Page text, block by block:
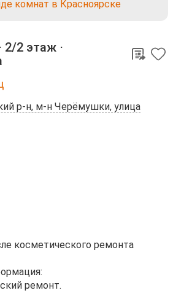
комнат в Красноярске
⋅ 2/2 этаж ⋅
р-н, м-н Черёмушки, улица
косметического ремонта
ремонт.